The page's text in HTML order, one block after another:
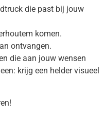
die past bij jouw
komen.
ontvangen.
die aan jouw wensen
krijg een helder visueel